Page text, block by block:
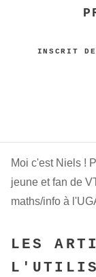
INSCRIT
Moi c'est Niels !
jeune et fan de
maths/info à
LES